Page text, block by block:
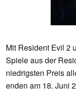
Mit Resident Evil 2
Spiele aus der
niedrigsten Preis
enden am 18. Juni